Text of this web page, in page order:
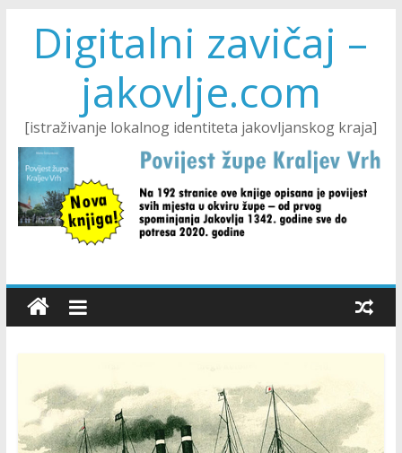
Digitalni zavičaj –
jakovlje.com
[istraživanje lokalnog identiteta jakovljanskog kraja]